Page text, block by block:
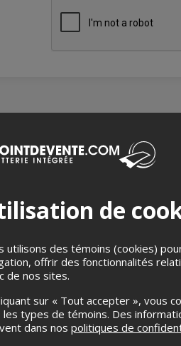
nos Histoires
est un spectacle
autochtone Barbara
de la Terre-Mère, incarnant
musiques indiennes et
des communautés
la résilience féminine à travers
Il invite le public à un voyage
Creations, ce projet
de
utilisons des témoins (cookies)
offrir des fonctionnalités
de nos sites.
sur « Tout accepter », vous
les types de témoins. Des
dans nos politiques de